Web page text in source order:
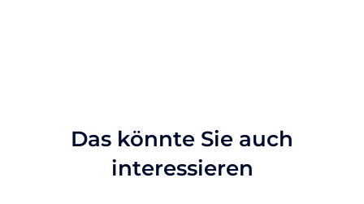
Das könnte Sie auch
interessieren